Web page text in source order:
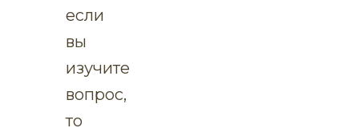
если
вы
изучите
вопрос,
то